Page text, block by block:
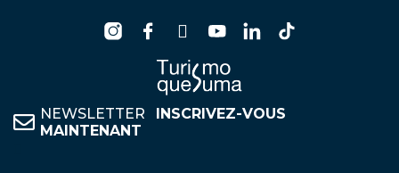
NEWSLETTER
INSCRIVEZ-VOUS
MAINTENANT